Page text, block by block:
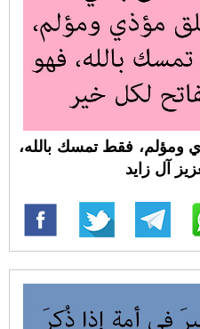
ومؤلم، فقط تمسك بالله،
آل زايد